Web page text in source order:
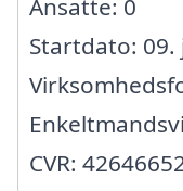
Ansatte: 0
Startdato: 09.
CVR: